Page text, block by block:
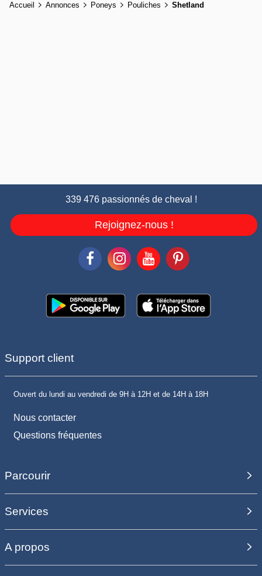
Accueil Annonces Poneys Pouliches Shetland
339 476 passionnés de cheval !
Rejoignez-nous !
Support client
Ouvert du lundi au vendredi de 9H à 12H et de 14H à 18H
Nous contacter
Questions fréquentes
Parcourir
Services
A propos